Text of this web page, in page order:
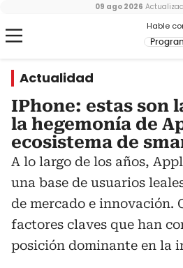
Hable
09 ago 2026
Actualidad
IPhone: estas son
la hegemonía de
ecosistema de
A lo largo de los años,
una base de usuarios
de mercado e innovación.
factores claves que han
posición dominante en la